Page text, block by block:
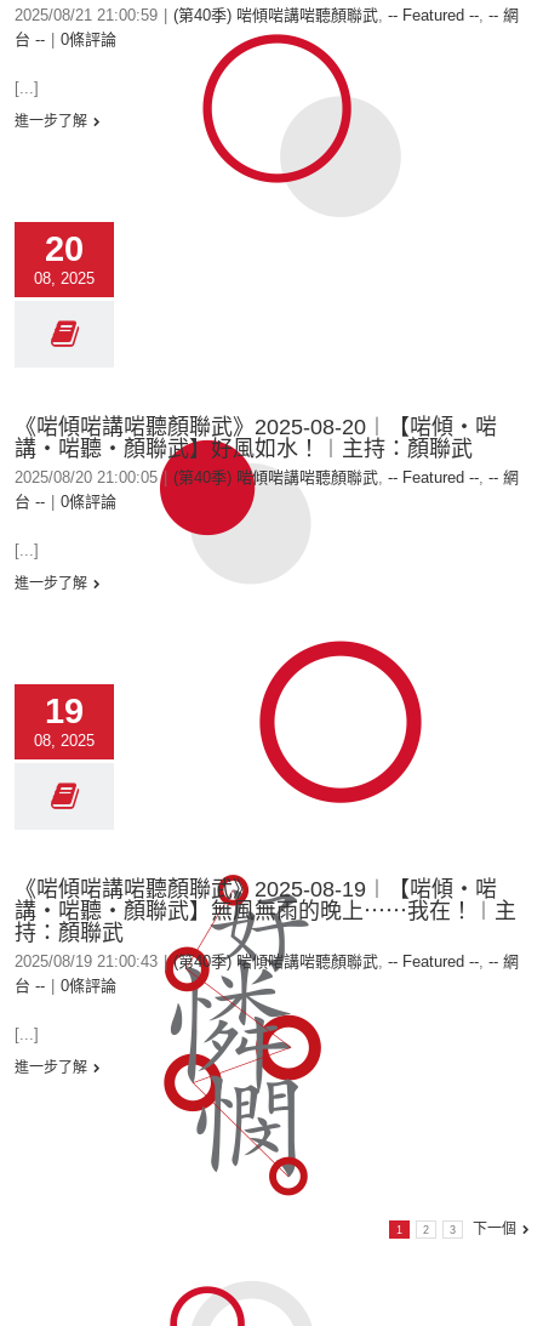
2025/08/21 21:00:59 (第40季) 啱傾啱講啱聽顏聯武, -- Featured --, -- 網
台 --
0條評論
[...]
進一步了解
20
08, 2025
《啱傾啱講啱聽顏聯武》2025-08-20︱【啱傾‧啱
講‧啱聽‧顏聯武】好風如水！︱主持：顏聯武
2025/08/20 21:00:05 (第40季) 啱傾啱講啱聽顏聯武, -- Featured --, -- 網
台 --
0條評論
[...]
進一步了解
19
08, 2025
《啱傾啱講啱聽顏聯武》2025-08-19︱【啱傾‧啱
講‧啱聽‧顏聯武】無風無雨的晚上⋯⋯我在！︱主
持：顏聯武
2025/08/19 21:00:43 | (第40季) 啱傾啱講啱聽顏聯武, -- Featured --, -- 網
台 --
0條評論
[...]
進一步了解
1 2 3 下一個